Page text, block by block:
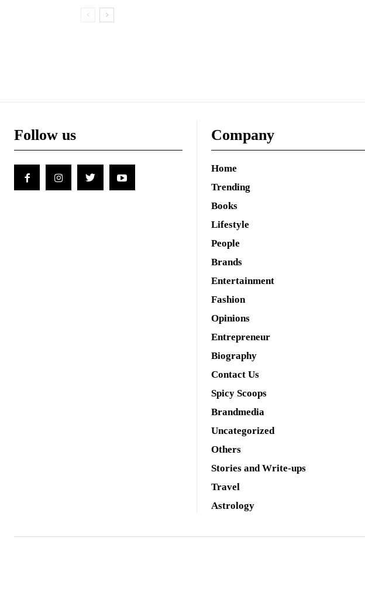
Follow us Company
Home
Trending
Books
Lifestyle
People
Brands
Entertainment
Fashion
Opinions
Entrepreneur
Biography
Contact Us
Spicy Scoops
Brandmedia
Uncategorized
Others
Stories and Write-ups
Travel
Astrology